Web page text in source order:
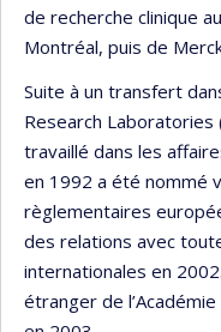
de recherche clinique
Montréal, puis de
Suite à un transfert
Research Laboratories
travaillé dans les
en 1992 a été nommé
règlementaires
des relations avec
internationales en
étranger de